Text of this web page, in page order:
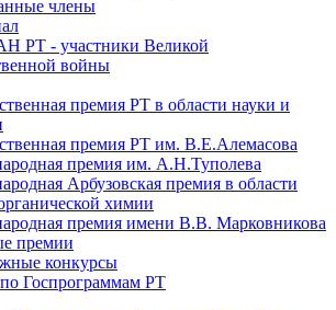
члены
РТ - участники Великой
войны
премия РТ в области науки и
премия РТ им. В.Е.Алемасова
премия им. А.Н.Туполева
Арбузовская премия в области
химии
премия имени В.В. Марковникова
премии
конкурсы
Госпрограммам РТ